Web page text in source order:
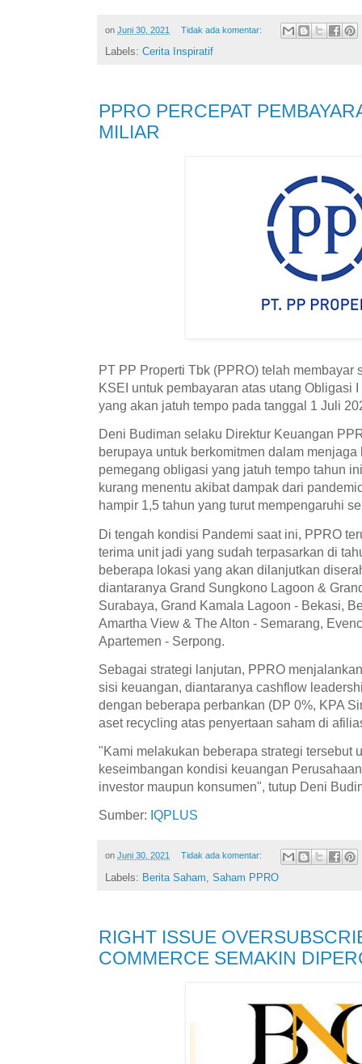
on Juni 30, 2021 Tidak ada komentar:
Labels: Cerita Inspiratif
PPRO PERCEPAT
MILIAR
PT PP Properti Tbk (PPRO) telah membayar
KSEI untuk pembayaran atas utang Obligasi
yang akan jatuh tempo pada tanggal 1 Juli
Deni Budiman selaku Direktur Keuangan
berupaya untuk berkomitmen dalam
pemegang obligasi yang jatuh tempo tahun
kurang menentu akibat dampak dari
hampir 1,5 tahun yang turut mempengaruhi
Di tengah kondisi Pandemi saat ini, PPRO
terima unit jadi yang sudah terpasarkan di
beberapa lokasi yang akan dilanjutkan
diantaranya Grand Sungkono Lagoon &
Surabaya, Grand Kamala Lagoon - Bekasi,
Amartha View & The Alton - Semarang,
Apartemen - Serpong.
Sebagai strategi lanjutan, PPRO
sisi keuangan, diantaranya cashflow
dengan beberapa perbankan (DP 0%, KPA
aset recycling atas penyertaan saham di
"Kami melakukan beberapa strategi tersebut
keseimbangan kondisi keuangan
investor maupun konsumen", tutup Deni
Sumber: IQPLUS
on Juni 30, 2021 Tidak ada komentar:
Labels: Berita Saham Saham PPRO
RIGHT ISSUE
COMMERCE SEMAKIN